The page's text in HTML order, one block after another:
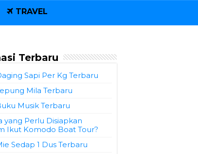
TRAVEL
Terbaru
Sapi Per Kg Terbaru
Mila Terbaru
Musik Terbaru
yang Perlu Disiapkan
Ikut Komodo Boat Tour?
Sedap 1 Dus Terbaru